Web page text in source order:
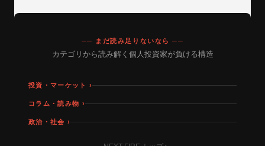
── まだ読み足りないなら ──
カテゴリから読み解く個人投資家が負ける構造
投資・マーケット ›
コラム・読み物 ›
政治・社会 ›